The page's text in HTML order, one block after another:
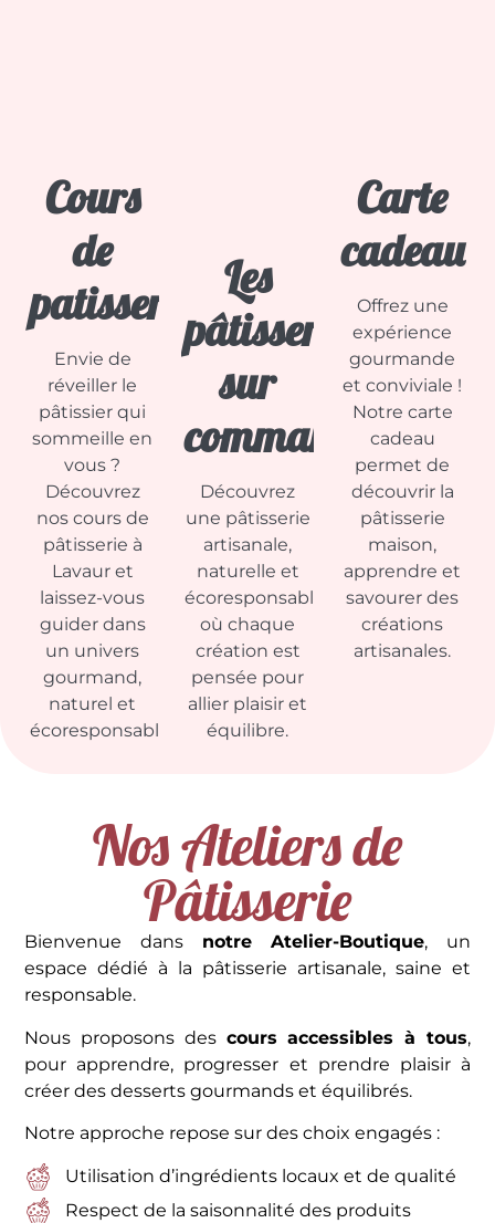
Cours
de
patisserie
Envie de
réveiller le
pâtissier qui
sommeille en
vous ?
Découvrez
nos cours de
pâtisserie à
Lavaur et
laissez-vous
guider dans
un univers
gourmand,
naturel et
écoresponsable.
Les
pâtisseries
sur
commande
Découvrez
une pâtisserie
artisanale,
naturelle et
écoresponsable,
où chaque
création est
pensée pour
allier plaisir et
équilibre.
Carte
cadeau
Offrez une
expérience
gourmande
et conviviale !
Notre carte
cadeau
permet de
découvrir la
pâtisserie
maison,
apprendre et
savourer des
créations
artisanales.
Nos Ateliers de
Pâtisserie
Bienvenue dans notre Atelier-Boutique, un
espace dédié à la pâtisserie artisanale, saine et
responsable.
Nous proposons des cours accessibles à tous,
pour apprendre, progresser et prendre plaisir à
créer des desserts gourmands et équilibrés.
Notre approche repose sur des choix engagés :
Utilisation d’ingrédients locaux et de qualité
Respect de la saisonnalité des produits